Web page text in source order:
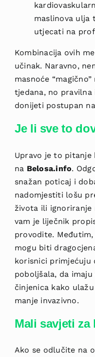
maslinova ulja
utjecati na
Kombinacija ovih
učinak. Naravno,
masnoće
tjedana, no
donijeti postupan
Je li sve to
Upravo je to pitanje
na Belosa.info.
snažan poticaj i
nadomjestiti lošu
života ili ignoriranje
vam je liječnik
provodite. Međutim,
mogu biti
korisnici primjećuju
poboljšala, da
činjenica kako
manje invazivno.
Mali savjeti za
Ako se odlučite na